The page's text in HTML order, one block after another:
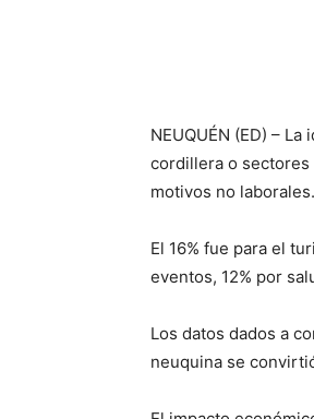
NEUQUÉN (ED) –
cordillera o sectores
motivos no laborales.
El 16% fue para el
eventos, 12% por
Los datos dados a
neuquina se